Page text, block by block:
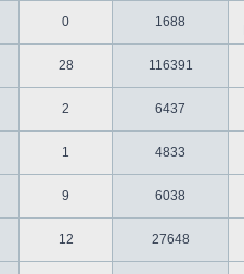
0 1688
28 116391
2 6437
1 4833
9 6038
12 27648